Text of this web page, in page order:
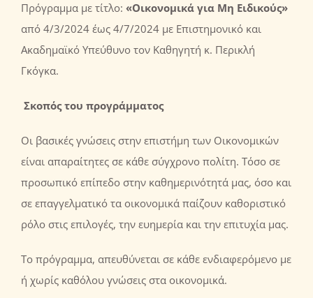
Πρόγραμμα με τίτλο: «Οικονομικά για Μη Ειδικούς»
από 4/3/2024 έως 4/7/2024 με Eπιστημονικό και
Ακαδημαϊκό Yπεύθυνο τον Καθηγητή κ. Περικλή
Γκόγκα.
Σκοπόςτου προγράμματος
Οι βασικές γνώσεις στην επιστήμη των Οικονομικών
είναι απαραίτητες σε κάθε σύγχρονο πολίτη. Τόσο σε
προσωπικό επίπεδο στην καθημερινότητά μας, όσο και
σε επαγγελματικό τα οικονομικά παίζουν καθοριστικό
ρόλο στις επιλογές, την ευημερία και την επιτυχία μας.
Το πρόγραμμα, απευθύνεται σε κάθε ενδιαφερόμενο με
ή χωρίς καθόλου γνώσεις στα οικονομικά.